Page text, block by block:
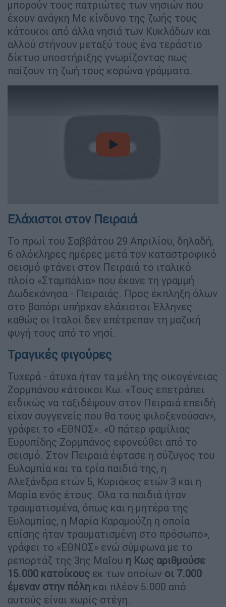
μπορούν τους πατριώτες των νησιών που
έχουν ανάγκη Με κίνδυνο της ζωής τους
κάτοικοι από άλλα νησιά των Κυκλάδων και
αλλού στήνουν μεταξύ τους ένα τεράστιο
δίκτυο υποστήριξης γνωρίζοντας πως
παίζουν τη ζωή τους κορώνα γράμματα.
video
Ελάχιστοι στον Πειραιά
Το πρωί του Σαββάτου 29 Απριλίου, δηλαδή,
6 ολόκληρες ημέρες μετά τον καταστροφικό
σεισμό φτάνει στον Πειραιά το ιταλικό
πλοίο «Σταμπάλια» που έκανε τη γραμμή
Δωδεκάνησα - Πειραιάς. Προς έκπληξη όλων
στο βαπόρι υπήρχαν ελάχιστοι Έλληνες
καθώς οι Ιταλοί δεν επέτρεπαν τη μαζική
φυγή τους από το νησί.
Τραγικές φιγούρες
Τυχερά - άτυχα ήταν τα μέλη της οικογένειας
Ζορμπάνου κάτοικοι Κω. «Τους επετράπει
ειδικώς να ταξιδέψουν στον Πειραιά επειδή
είχαν συγγενείς που θα τους φιλοξενούσαν»,
γράφει το «ΕΘΝΟΣ». «Ο πάτερ φαμίλιας
Ευρυπίδης Ζορμπάνος εφονεύθει από το
σεισμό. Στον Πειραιά έφτασε η σύζυγος του
Ευλαμπία και τα τρία παιδιά της, η
Αλεξάνδρα ετών 5, Κυριάκος ετών 3 και η
Μαρία ενός έτους. Ολα τα παιδιά ήταν
τραυματισμένα, όπως και η μητέρα της
Ευλαμπίας, η Μαρία Καραμούζη η οποία
επίσης ήταν τραυματισμένη στο πρόσωπο»,
γράφει το «ΕΘΝΟΣ» ενώ σύμφωνα με το
ρεπορτάζ της 3ης Μαΐου η Κως αριθμούσε
15.000 κατοίκους εκ των οποίων οι 7.000
έμεναν στην πόλη και πλέον 5.000 από
αυτούς είναι χωρίς στέγη.